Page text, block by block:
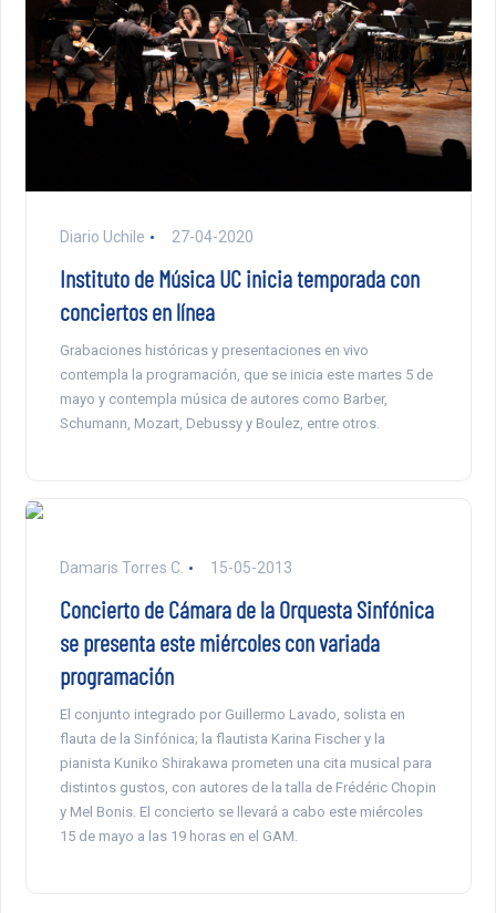
Diario Uchile 27-04-2020
Instituto de Música UC inicia temporada con
conciertos en línea
Grabaciones históricas y presentaciones en vivo
contempla la programación, que se inicia este martes 5 de
mayo y contempla música de autores como Barber,
Schumann, Mozart, Debussy y Boulez, entre otros.
Damaris Torres C. 15-05-2013
Concierto de Cámara de la Orquesta Sinfónica
se presenta este miércoles con variada
programación
El conjunto integrado por Guillermo Lavado, solista en
flauta de la Sinfónica; la flautista Karina Fischer y la
pianista Kuniko Shirakawa prometen una cita musical para
distintos gustos, con autores de la talla de Frédéric Chopin
y Mel Bonis. El concierto se llevará a cabo este miércoles
15 de mayo a las 19 horas en el GAM.